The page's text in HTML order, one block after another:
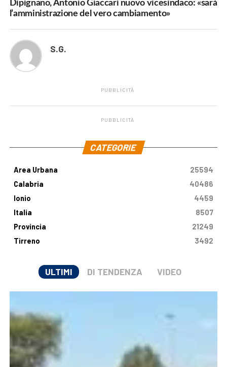
Dipignano, Antonio Giaccari nuovo vicesindaco: «sarà
l’amministrazione del vero cambiamento»
S.G.
PUBBLICITÀ
PUBBLICITÀ
CATEGORIE
Area Urbana
25594
Calabria
40486
Ionio
4459
Italia
8507
Provincia
21249
Tirreno
3492
ULTIMI DI TENDENZA VIDEO